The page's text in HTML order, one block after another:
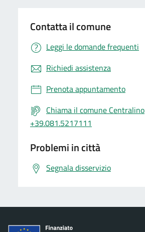
Contatta il comune
Leggi le domande frequenti
Richiedi assistenza
Prenota appuntamento
Chiama il comune Centralino
+39.081.5217111
Problemi in città
Segnala disservizio